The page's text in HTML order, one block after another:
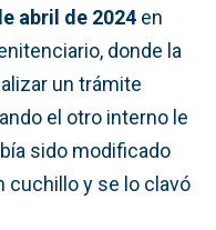
abril de 2024 en
donde la
un trámite
el otro interno le
sido modificado
cuchillo y se lo clavó